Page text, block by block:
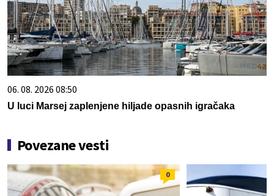
06. 08. 2026 08:50
U luci Marsej zaplenjene hiljade opasnih igračaka
Povezane vesti
0